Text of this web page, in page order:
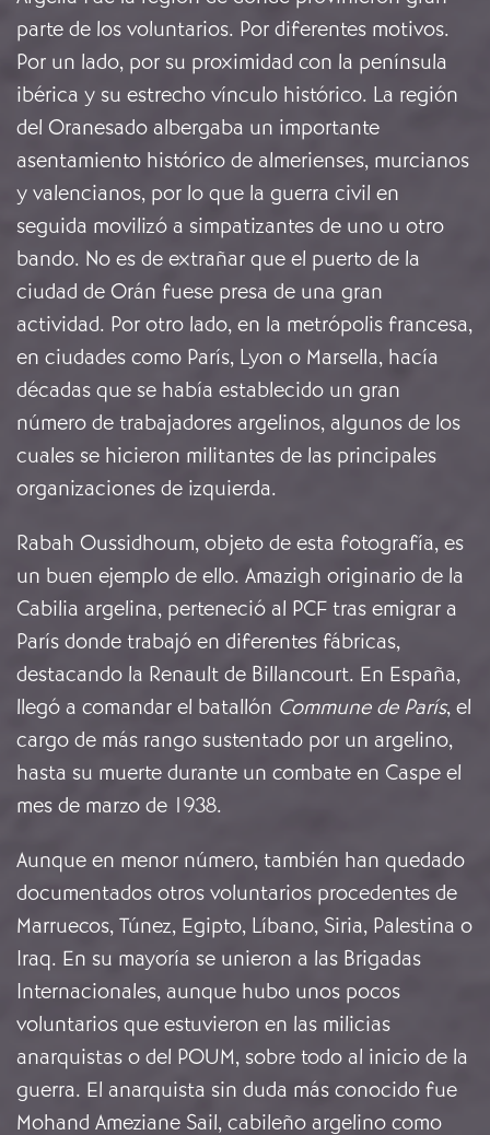
parte de los voluntarios. Por diferentes motivos.
Por un lado, por su proximidad con la península
ibérica y su estrecho vínculo histórico. La región
del Oranesado albergaba un importante
asentamiento histórico de almerienses, murcianos
y valencianos, por lo que la guerra civil en
seguida movilizó a simpatizantes de uno u otro
bando. No es de extrañar que el puerto de la
ciudad de Orán fuese presa de una gran
actividad. Por otro lado, en la metrópolis francesa,
en ciudades como París, Lyon o Marsella, hacía
décadas que se había establecido un gran
número de trabajadores argelinos, algunos de los
cuales se hicieron militantes de las principales
organizaciones de izquierda.
Rabah Oussidhoum, objeto de esta fotografía, es
un buen ejemplo de ello. Amazigh originario de la
Cabilia argelina, perteneció al PCF tras emigrar a
París donde trabajó en diferentes fábricas,
destacando la Renault de Billancourt. En España,
llegó a comandar el batallón Commune de París, el
cargo de más rango sustentado por un argelino,
hasta su muerte durante un combate en Caspe el
mes de marzo de 1938.
Aunque en menor número, también han quedado
documentados otros voluntarios procedentes de
Marruecos, Túnez, Egipto, Líbano, Siria, Palestina o
Iraq. En su mayoría se unieron a las Brigadas
Internacionales, aunque hubo unos pocos
voluntarios que estuvieron en las milicias
anarquistas o del POUM, sobre todo al inicio de la
guerra. El anarquista sin duda más conocido fue
Mohand Ameziane Sail, cabileño argelino como